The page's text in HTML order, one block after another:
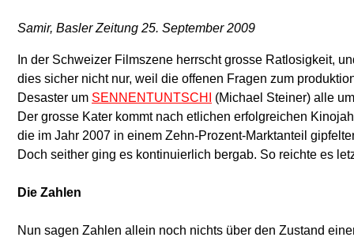
Samir, Basler Zeitung 25. September 2009
In der Schweizer Filmszene herrscht grosse Ratlosigkeit,
dies sicher nicht nur, weil die offenen Fragen zum
Desaster um SENNENTUNTSCHI
(Michael Steiner) alle
Der grosse Kater kommt nach etlichen erfolgreichen
die im Jahr 2007 in einem Zehn-Prozent-Marktanteil
Doch seither ging es kontinuierlich bergab. So reichte es
Promotion liegen kann, zeigen die
Die Zahlen
Nun sagen Zahlen allein noch nichts über den Zustand